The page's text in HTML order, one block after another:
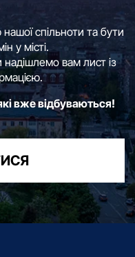
спільноти та бути
у місті.
вам лист із
вже відбуваються!